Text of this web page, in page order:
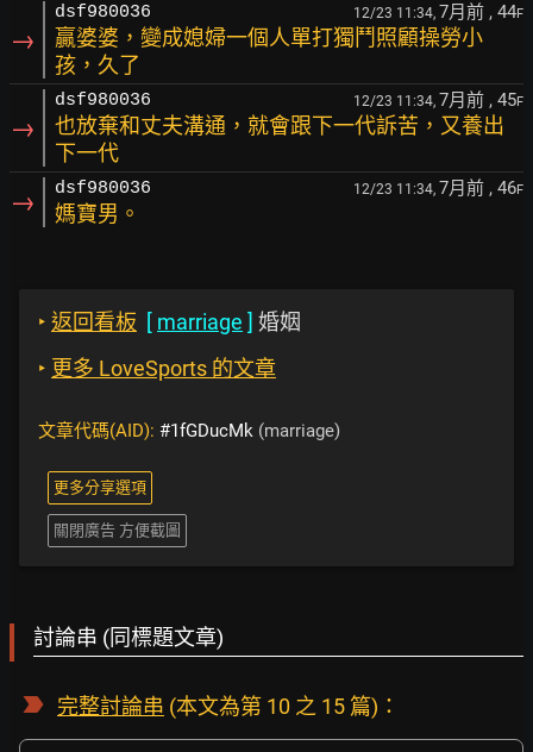
→
dsf980036 12/23 11:34, 7月前 , 44F
贏婆婆，變成媳婦一個人單打獨鬥照顧操勞小
孩，久了
→
dsf980036 12/23 11:34, 7月前 , 45F
也放棄和丈夫溝通，就會跟下一代訴苦，又養出
下一代
→ dsf980036 12/23 11:34, 7月前 , 46F
媽寶男。
‣ 返回看板 [ marriage ] 婚姻
‣ 更多 LoveSports 的文章
文章代碼(AID): #1fGDucMk (marriage)
更多分享選項
關閉廣告 方便截圖
討論串 (同標題文章)
完整討論串 (本文為第 10 之 15 篇)：